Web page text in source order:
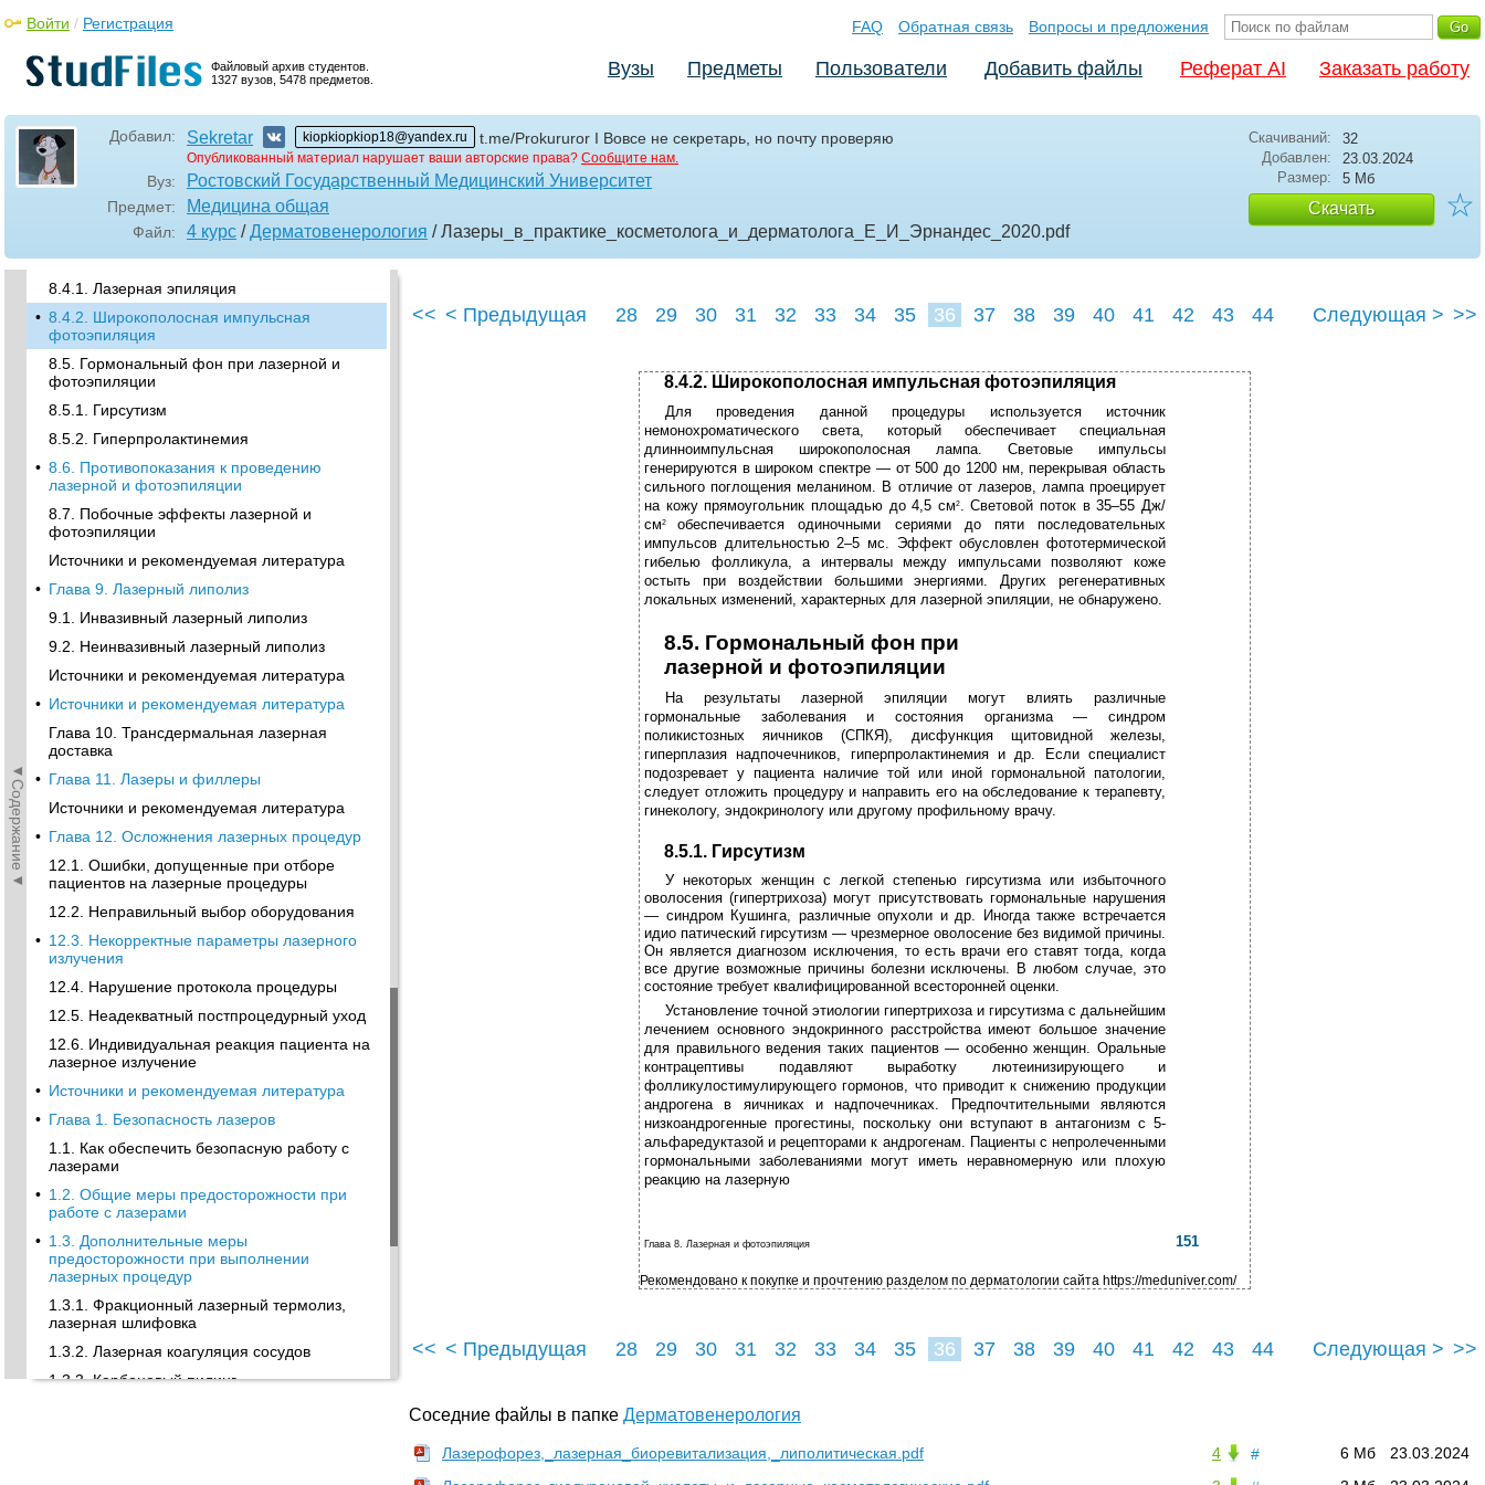
Файловый архив студентов.
1327 вузов, 5478 предметов.
Войти / Регистрация FAQ Обратная связь Вопросы и предложения
Вузы Предметы Пользователи Добавить файлы Реферат AI Заказать работу
Добавил: Sekretar kiopkiopkiop18@yandex.ru t.me/Prokururor I Вовсе не секретарь, но почту проверяю
Опубликованный материал нарушает ваши авторские права? Сообщите нам.
Вуз: Ростовский Государственный Медицинский Университет
Предмет: Медицина общая
Файл: 4 курс /Дерматовенерология / Лазеры_в_практике_косметолога_и_дерматолога_Е_И_Эрнандес_2020.pdf
Скачиваний:
32
Добавлен:
23.03.2024
Размер:
5 Мб
Скачать ☆
◄Содержание◄
7.8. Что сделано для модернизации
лазерного удаления татуировок
• Источники и рекомендуемая литература
•
Глава 8. Лазерная и фотоэпиляция
8.1. Как работает лазерная и фотоэпиляция
8.2. Важные особенности волос и кожи при
эпиляции
8.3. Важные параметры лазеров и IPL-
устройств для эпиляции
8.4. Аппараты для лазерной и
фотоэпиляции
8.4.1. Лазерная эпиляция
• 8.4.2. Широкополосная импульсная
фотоэпиляция
8.5. Гормональный фон при лазерной и
фотоэпиляции
8.5.1. Гирсутизм
8.5.2. Гиперпролактинемия
• 8.6. Противопоказания к проведению
лазерной и фотоэпиляции
8.7. Побочные эффекты лазерной и
фотоэпиляции
Источники и рекомендуемая литература
• Глава 9. Лазерный липолиз
9.1. Инвазивный лазерный липолиз
9.2. Неинвазивный лазерный липолиз
Источники и рекомендуемая литература
• Источники и рекомендуемая литература
Глава 10. Трансдермальная лазерная
доставка
• Глава 11. Лазеры и филлеры
Источники и рекомендуемая литература
• Глава 12. Осложнения лазерных процедур
12.1. Ошибки, допущенные при отборе
пациентов на лазерные процедуры
12.2. Неправильный выбор оборудования
• 12.3. Некорректные параметры лазерного
излучения
12.4. Нарушение протокола процедуры
12.5. Неадекватный постпроцедурный уход
12.6. Индивидуальная реакция пациента на
лазерное излучение
• Источники и рекомендуемая литература
• Глава 1. Безопасность лазеров
1.1. Как обеспечить безопасную работу с
лазерами
• 1.2. Общие меры предосторожности при
работе с лазерами
• 1.3. Дополнительные меры
предосторожности при выполнении
лазерных процедур
1.3.1. Фракционный лазерный термолиз,
лазерная шлифовка
1.3.2. Лазерная коагуляция сосудов
1.3.3. Карбоновый пилинг
<< < Предыдущая 28 29 30 31 32 33 34 35 36 37 38 39 40 41 42 43
44
Следующая > >>
8.4.2. Широкополосная импульсная фотоэпиляция
Для проведения данной процедуры используется источник
немонохроматического света, который обеспечивает специальная
длинноимпульсная широкополосная лампа. Световые импульсы
генерируются в широком спектре — от 500 до 1200 нм, перекрывая область
сильного поглощения меланином. В отличие от лазеров, лампа проецирует
на кожу прямоугольник площадью до 4,5 см2. Световой поток в 35–55 Дж/
см2 обеспечивается одиночными сериями до пяти последовательных
импульсов длительностью 2–5 мс. Эффект обусловлен фототермической
гибелью фолликула, а интервалы между импульсами позволяют коже
остыть при воздействии большими энергиями. Других регенеративных
локальных изменений, характерных для лазерной эпиляции, не обнаружено.
8.5. Гормональный фон при
лазерной и фотоэпиляции
На результаты лазерной эпиляции могут влиять различные
гормональные заболевания и состояния организма — синдром
поликистозных яичников (СПКЯ), дисфункция щитовидной железы,
гиперплазия надпочечников, гиперпролактинемия­ и др. Если специалист
подозревает у пациента наличие той или иной гормональной патологии,
следует отложить процедуру и направить его на обследование к терапевту,
гинекологу, эндокринологу или другому профильному врачу.
8.5.1. Гирсутизм
У некоторых женщин с легкой степенью гирсутизма или избыточного
оволосения (гипертрихоза) могут присутствовать гормональные нарушения
— синдром Кушинга, различные опухоли и др. Иногда также встречается
идио­ патический гирсутизм — чрезмерное оволосение без видимой причины.
Он является диагнозом исключения, то есть врачи его ставят тогда, когда
все другие возможные причины болезни исключены. В любом случае, это
состояние требует квалифицированной всесторонней оценки.
Установление точной этиологии гипертрихоза и гирсутизма с дальнейшим
лечением основного эндокринного расстройства имеют большое значение
для правильного ведения таких пациентов — особенно женщин. Оральные
контрацептивы подавляют выработку лютеинизирующего и
фолликулостимулирующего гормонов, что приводит к снижению продукции
андрогена в яичниках и надпочечниках. Предпочтительными являются
низкоандрогенные прогестины, поскольку они вступают в антагонизм с 5-
альфаредуктазой и рецепторами к андрогенам. Пациенты с непролеченными
гормональными заболеваниями могут иметь неравномерную или плохую
реакцию на лазерную
Глава 8. Лазерная и фотоэпиляция 151
Рекомендовано к покупке и прочтению разделом по дерматологии сайта https://meduniver.com/
<< < Предыдущая 28 29 30 31 32 33 34 35 36 37 38 39 40 41 42 43
44
Следующая > >>
Соседние файлы в папке Дерматовенерология
# 23.03.2024
6 Мб
4
Лазерофорез,_лазерная_биоревитализация,_липолитическая.pdf